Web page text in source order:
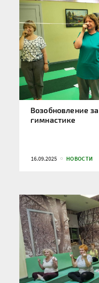
Возобновление
гимнастике
16.09.2025 НОВОСТИ